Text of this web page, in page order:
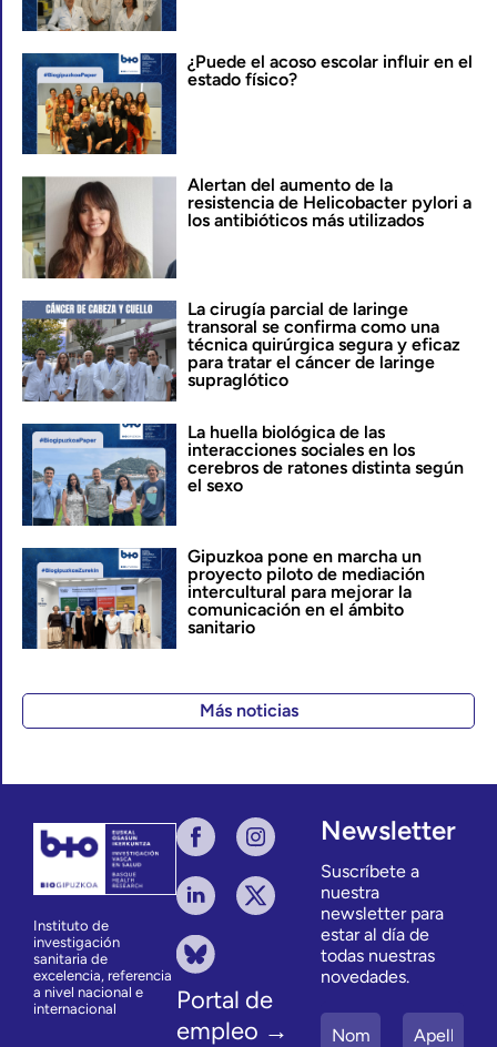
¿Puede el acoso escolar influir en el
estado físico?
Alertan del aumento de la
resistencia de Helicobacter pylori a
los antibióticos más utilizados
La cirugía parcial de laringe
transoral se confirma como una
técnica quirúrgica segura y eficaz
para tratar el cáncer de laringe
supraglótico
La huella biológica de las
interacciones sociales en los
cerebros de ratones distinta según
el sexo
Gipuzkoa pone en marcha un
proyecto piloto de mediación
intercultural para mejorar la
comunicación en el ámbito
sanitario
Más noticias
Instituto de
investigación
sanitaria de
excelencia, referencia
a nivel nacional e
internacional
Portal de
empleo →
Newsletter
Suscríbete a
nuestra
newsletter para
estar al día de
todas nuestras
novedades.